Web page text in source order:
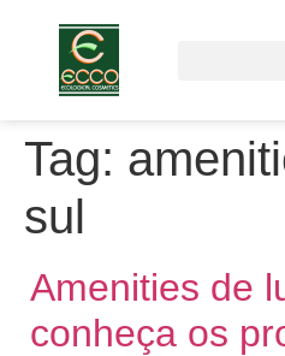
Tag:
sul
Amenities de
conheça os